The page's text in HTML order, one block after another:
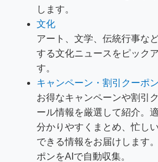
します。
文化
アート、文学、伝統行事な
する文化ニュースをピック
す。
キャンペーン・割引クーポ
お得なキャンペーンや割引
ール情報を厳選して紹介。
分かりやすくまとめ、忙し
できる情報をお届けします
ポンをAIで自動収集。